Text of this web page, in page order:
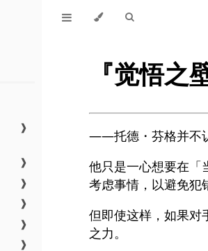
❱
❱
❱
❱
❱
❱
『觉悟之
——托德・芬格并不
他只是一心想要在「
考虑事情，以避免犯
但即使这样，如果对
之力。